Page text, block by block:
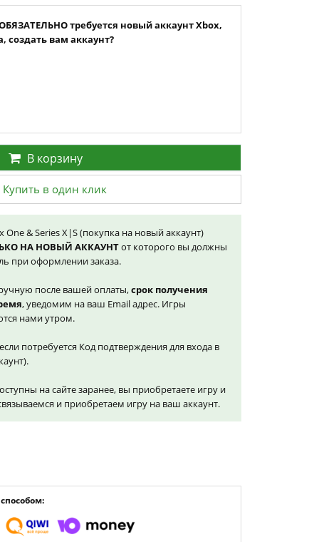
требуется новый аккаунт Xbox,
создать вам аккаунт?
В корзину
Купить в один клик
& Series X|S (покупка на новый аккаунт)
НА НОВЫЙ АККАУНТот которого вы должны
при оформлении заказа.
после вашей оплаты,срок получения
, уведомим на ваш Email адрес. Игры
нами утром.
потребуется Код подтверждения для входа в
на сайте заранее, вы приобретаете игру и
и приобретаем игру на ваш аккаунт.